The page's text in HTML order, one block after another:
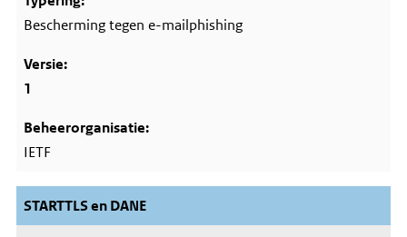
Bescherming tegen e-mailphishing
1
IETF
STARTTLS en DANE